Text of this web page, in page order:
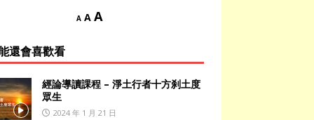
A A A
還會喜歡看
經論導讀課程 – 淨土行者​十方刹土度
眾生
2024 年 1 月 21 日